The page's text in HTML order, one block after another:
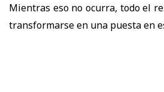
Mientras eso no ocurra, todo el
transformarse en una puesta en